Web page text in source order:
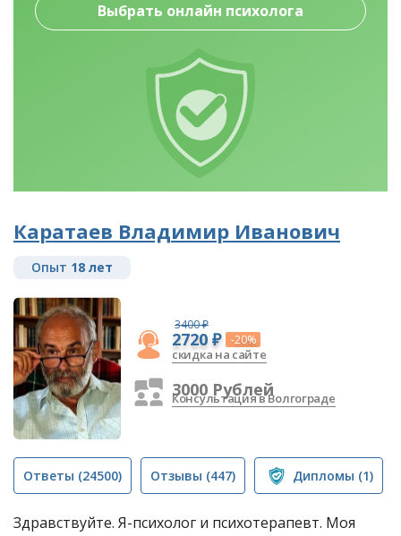
Выбрать онлайн психолога
Каратаев Владимир Иванович
Опыт 18 лет
3400 ₽
2720 ₽ -20%
скидка на сайте
3000 Рублей
Консультация в Волгограде
Ответы (24500) Отзывы (447) Дипломы (1)
Здравствуйте. Я-психолог и психотерапевт. Моя